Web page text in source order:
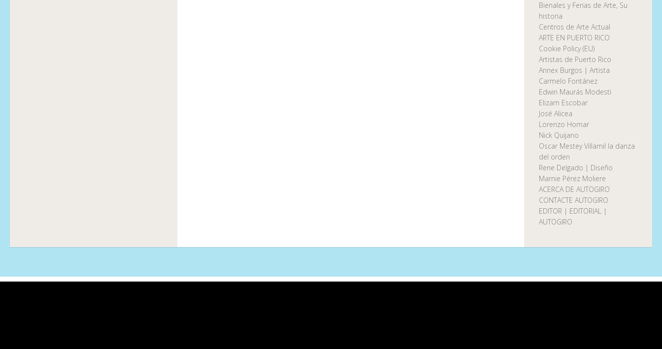
Bienales y Ferias de Arte, Su
historia
Centros de Arte Actual
ARTE EN PUERTO RICO
Cookie Policy (EU)
Artistas de Puerto Rico
Annex Burgos | Artista
Carmelo Fontánez
Edwin Maurás Modesti
Elizam Escobar
José Alicea
Lorenzo Homar
Nick Quijano
Oscar Mestey Villamil la danza
del orden
Rene Delgado | Diseño
Marnie Pérez Moliere
ACERCA DE AUTOGIRO
CONTACTE AUTOGIRO
EDITOR | EDITORIAL |
AUTOGIRO